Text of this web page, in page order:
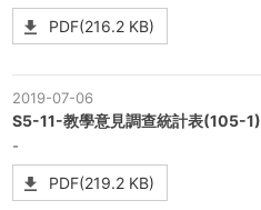
PDF(216.2 KB)
2019-07-06
S5-11-教學意見調查統計表(105-1)
-
PDF(219.2 KB)